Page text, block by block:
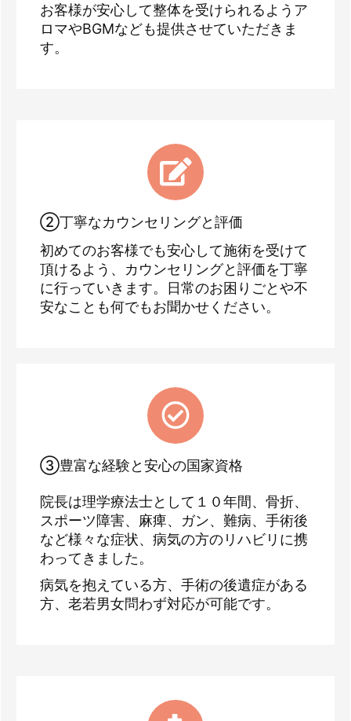
お客様が安心して整体を受けられるようア
ロマやBGMなども提供させていただきま
す。
②丁寧なカウンセリングと評価
初めてのお客様でも安心して施術を受けて
頂けるよう、カウンセリングと評価を丁寧
に行っていきます。日常のお困りごとや不
安なことも何でもお聞かせください。
③豊富な経験と安心の国家資格
院長は理学療法士として１０年間、骨折、
スポーツ障害、麻痺、ガン、難病、手術後
など様々な症状、病気の方のリハビリに携
わってきました。
病気を抱えている方、手術の後遺症がある
方、老若男女問わず対応が可能です。